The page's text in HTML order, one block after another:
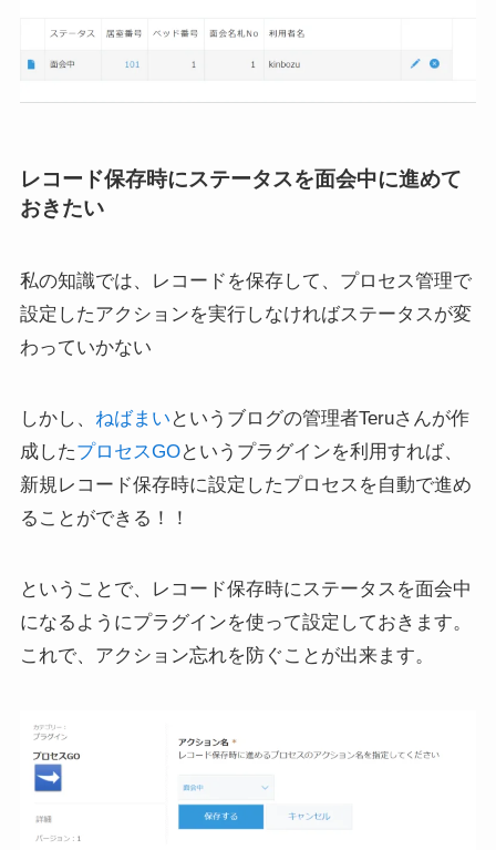
レコード保存時にステータスを面会中に進めて
おきたい
私の知識では、レコードを保存して、プロセス管理で
設定したアクションを実行しなければステータスが変
わっていかない
しかし、 ねばまい というブログの管理者Teruさんが作
成したプロセスGOというプラグインを利用すれば、
新規レコード保存時に設定したプロセスを自動で進め
ることができる！！
ということで、レコード保存時にステータスを面会中
になるようにプラグインを使って設定しておきます。
これで、アクション忘れを防ぐことが出来ます。